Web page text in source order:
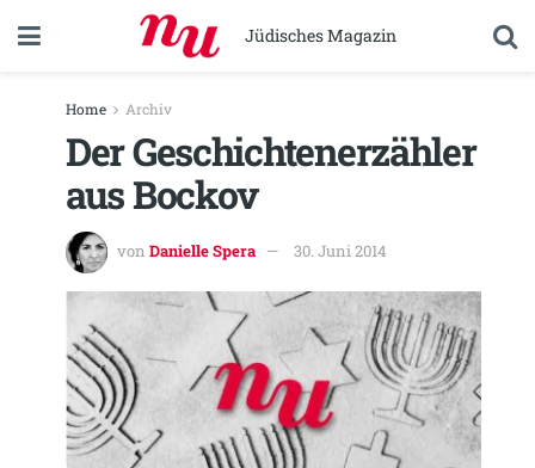
Jüdisches Magazin
Home Archiv
Der Geschichtenerzähler
aus Bockov
von Danielle Spera 30. Juni 2014